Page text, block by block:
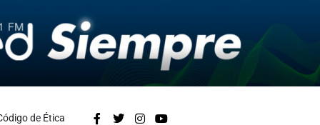
de Ética